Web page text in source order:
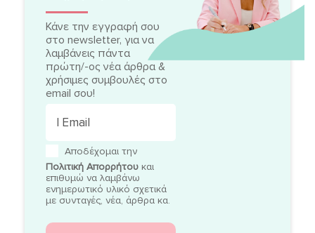
Κάνε την εγγραφή σου
στο newsletter, για να
λαμβάνεις πάντα
πρώτη/-ος νέα άρθρα &
χρήσιμες συμβουλές στο
email σου!
Αποδέχομαι την
Πολιτική Απορρήτου και
επιθυμώ να λαμβάνω
ενημερωτικό υλικό σχετικά
με συνταγές, νέα, άρθρα κα.